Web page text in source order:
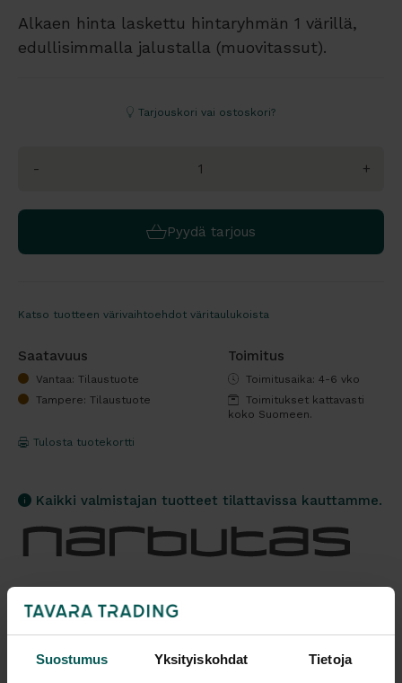
Suostumus Yksityiskohdat Tietoja
Alkaen hinta laskettu hintaryhmän 1 värillä,
edullisimmalla jalustalla (muovitassut).
Tarjouskori vai ostoskori?
- +
Pyydä tarjous
Katso tuotteen värivaihtoehdot väritaulukoista
Saatavuus
Vantaa: Tilaustuote
Tampere: Tilaustuote
Toimitus
Toimitusaika: 4-6 vko
Toimitukset kattavasti
koko Suomeen.
Tulosta tuotekortti
Kaikki valmistajan tuotteet tilattavissa kauttamme.
Tuotekuvaus
NARBUTAKSEN UNI kalustesarja tarjoaa edullisen